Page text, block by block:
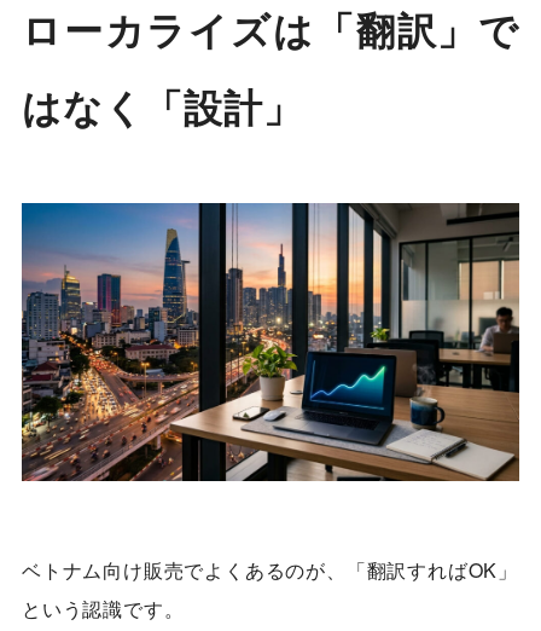
ローカライズは「翻訳」で
はなく「設計」
ベトナム向け販売でよくあるのが、「翻訳すればOK」
という認識です。